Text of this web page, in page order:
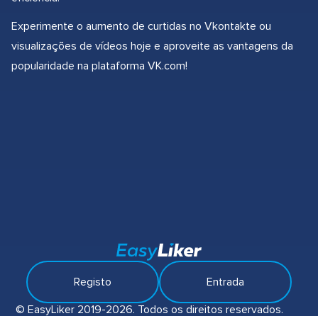
Experimente o aumento de curtidas no Vkontakte ou
visualizações de vídeos hoje e aproveite as vantagens da
popularidade na plataforma VK.com!
Registo
Entrada
© EasyLiker 2019-2026. Todos os direitos reservados.